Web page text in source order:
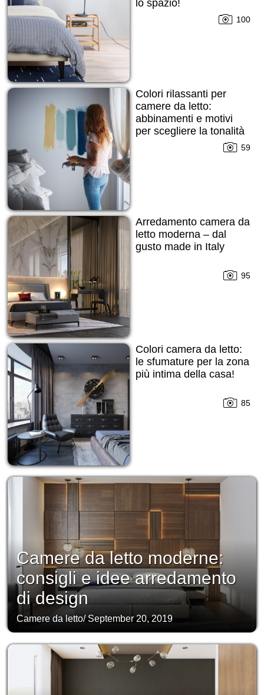
lo spazio!
100
Colori rilassanti per
camere da letto:
abbinamenti e motivi
per scegliere la tonalità
59
Arredamento camera da
letto moderna – dal
gusto made in Italy
95
Colori camera da letto:
le sfumature per la zona
più intima della casa!
85
Camere da letto moderne:
consigli e idee arredamento
di design
Camere da letto/September 20, 2019